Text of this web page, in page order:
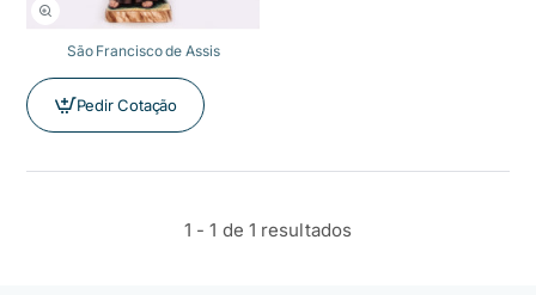
São Francisco de Assis
Pedir Cotação
1 - 1 de 1 resultados